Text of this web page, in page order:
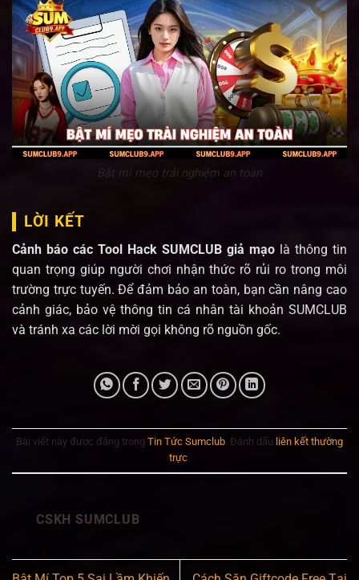
Bật mí mẹo trải nghiệm an toàn
LỜI KẾT
Cảnh báo các Tool Hack SUMCLUB giả mạo là thông tin
quan trọng giúp người chơi nhận thức rõ rủi ro trong môi
trường trực tuyến. Để đảm bảo an toàn, bạn cần nâng cao
cảnh giác, bảo vệ thông tin cá nhân tài khoản SUMCLUB
và tránh xa các lời mời gọi không rõ nguồn gốc.
Bài viết này được đăng trong Tin Tức Sumclub. Đánh dấu liên kết thường
trực.
CSKH SUMCLUB